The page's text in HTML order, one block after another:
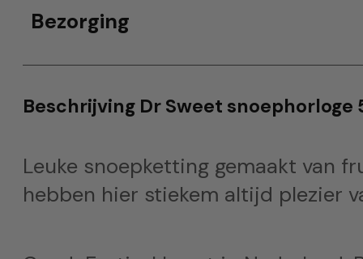
Bezorging
Beschrijving Dr Sweet snoephorloge
Leuke snoepketting gemaakt van
hebben hier stiekem altijd plezier